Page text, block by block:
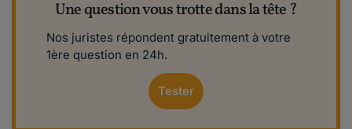
Une question vous trotte dans la tête ?
Nos juristes répondent gratuitement à votre
1ère question en 24h.
Tester